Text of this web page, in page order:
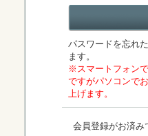
パスワードを忘れ
ます。
※スマートフォン
ですがパソコンで
上げます。
会員登録がお済み